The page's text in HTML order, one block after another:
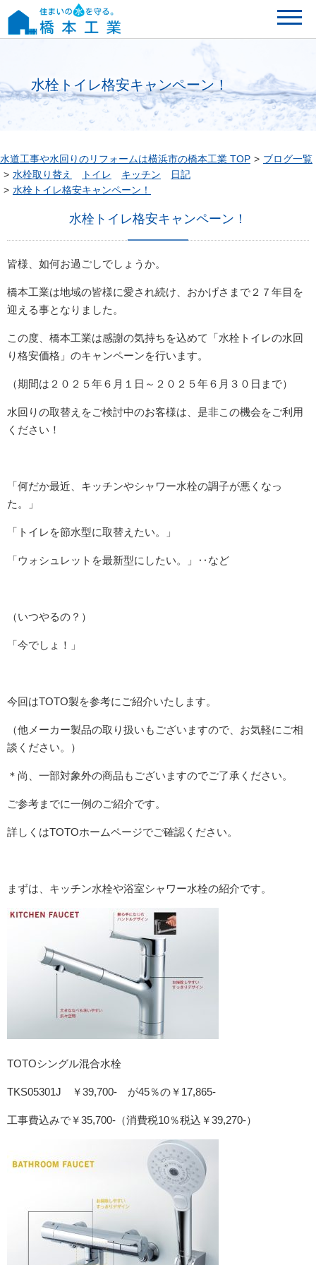
水栓トイレ格安キャンペーン！
水道工事や水回りのリフォームは横浜市の橋本工業 TOP
ブログ一覧
水栓取り替え
トイレ キッチン
日記
水栓トイレ格安キャンペーン！
水栓トイレ格安キャンペーン！
皆様、如何お過ごしでしょうか。
橋本工業は地域の皆様に愛され続け、おかげさまで２７年目を
迎える事となりました。
この度、橋本工業は感謝の気持ちを込めて「水栓トイレの水回
り格安価格」のキャンペーンを行います。
（期間は２０２５年６月１日～２０２５年６月３０日まで）
水回りの取替えをご検討中のお客様は、是非この機会をご利用
ください！
「何だか最近、キッチンやシャワー水栓の調子が悪くなっ
た。」
「トイレを節水型に取替えたい。」
「ウォシュレットを最新型にしたい。」‥など
（いつやるの？）
「今でしょ！」
今回はTOTO製を参考にご紹介いたします。
（他メーカー製品の取り扱いもございますので、お気軽にご相
談ください。）
＊尚、一部対象外の商品もございますのでご了承ください。
ご参考までに一例のご紹介です。
詳しくはTOTOホームページでご確認ください。
まずは、キッチン水栓や浴室シャワー水栓の紹介です。
TOTOシングル混合水栓
TKS05301J ￥39,700‐ が45％の￥17,865‐
工事費込みで￥35,700‐（消費税10％税込￥39,270‐）